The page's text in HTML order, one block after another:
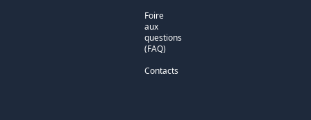
Foire
aux
questions
(FAQ)
Contacts